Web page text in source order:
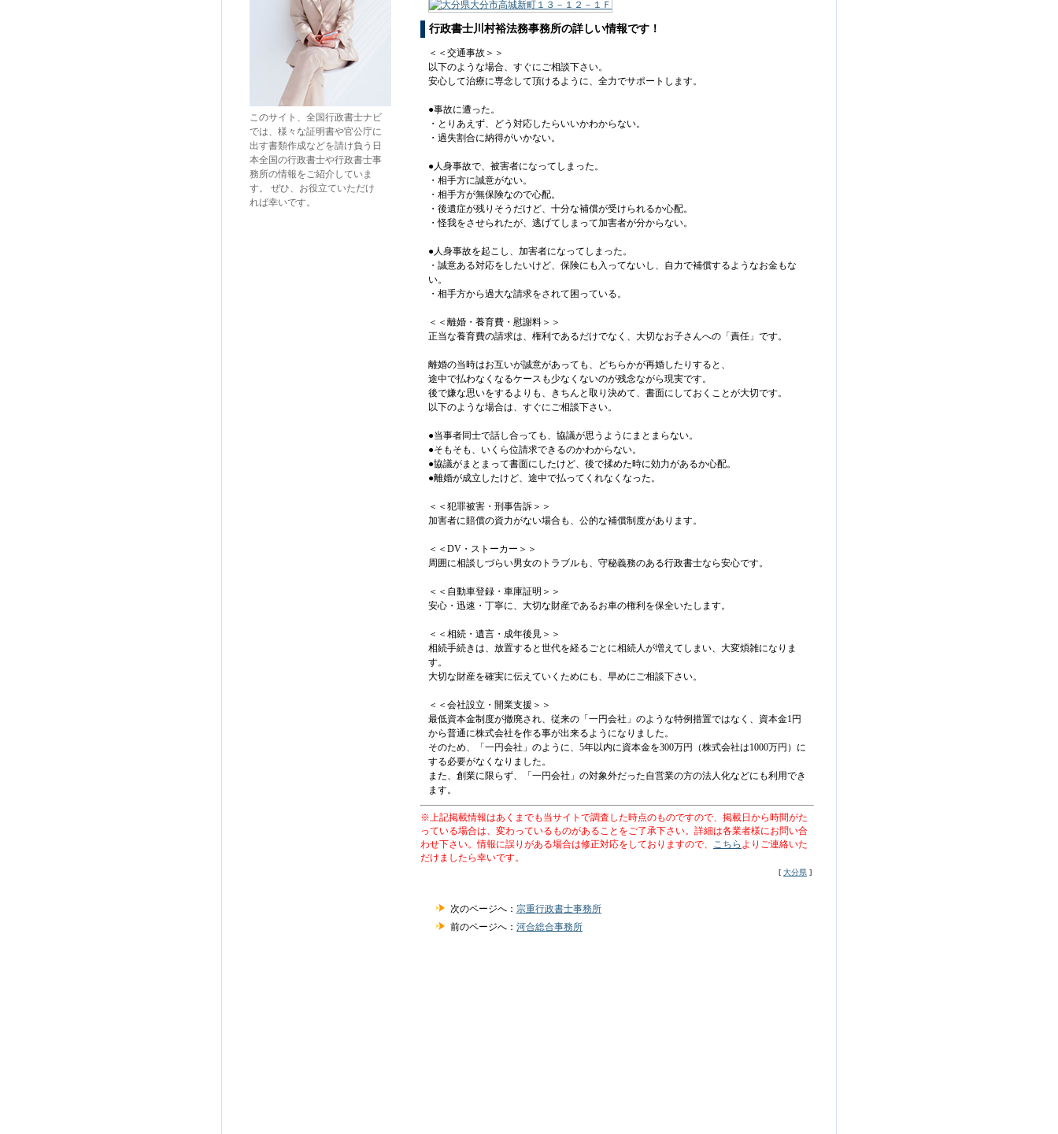
行政書士川村裕法務事務所の詳しい情報です！
＜＜交通事故＞＞
以下のような場合、すぐにご相談下さい。
安心して治療に専念して頂けるように、全力でサポートします。
●事故に遭った。
・とりあえず、どう対応したらいいかわからない。
・過失割合に納得がいかない。
●人身事故で、被害者になってしまった。
・相手方に誠意がない。
・相手方が無保険なので心配。
・後遺症が残りそうだけど、十分な補償が受けられるか心配。
・怪我をさせられたが、逃げてしまって加害者が分からない。
●人身事故を起こし、加害者になってしまった。
・誠意ある対応をしたいけど、保険にも入ってないし、自力で補償するようなお金もな
い。
・相手方から過大な請求をされて困っている。
＜＜離婚・養育費・慰謝料＞＞
正当な養育費の請求は、権利であるだけでなく、大切なお子さんへの「責任」です。
離婚の当時はお互いが誠意があっても、どちらかが再婚したりすると、
途中で払わなくなるケースも少なくないのが残念ながら現実です。
後で嫌な思いをするよりも、きちんと取り決めて、書面にしておくことが大切です。
以下のような場合は、すぐにご相談下さい。
●当事者同士で話し合っても、協議が思うようにまとまらない。
●そもそも、いくら位請求できるのかわからない。
●協議がまとまって書面にしたけど、後で揉めた時に効力があるか心配。
●離婚が成立したけど、途中で払ってくれなくなった。
＜＜犯罪被害・刑事告訴＞＞
加害者に賠償の資力がない場合も、公的な補償制度があります。
＜＜DV・ストーカー＞＞
周囲に相談しづらい男女のトラブルも、守秘義務のある行政書士なら安心です。
＜＜自動車登録・車庫証明＞＞
安心・迅速・丁寧に、大切な財産であるお車の権利を保全いたします。
＜＜相続・遺言・成年後見＞＞
相続手続きは、放置すると世代を経るごとに相続人が増えてしまい、大変煩雑になりま
す。
大切な財産を確実に伝えていくためにも、早めにご相談下さい。
＜＜会社設立・開業支援＞＞
最低資本金制度が撤廃され、従来の「一円会社」のような特例措置ではなく、資本金1円
から普通に株式会社を作る事が出来るようになりました。
そのため、「一円会社」のように、5年以内に資本金を300万円（株式会社は1000万円）に
する必要がなくなりました。
また、創業に限らず、「一円会社」の対象外だった自営業の方の法人化などにも利用でき
ます。
※上記掲載情報はあくまでも当サイトで調査した時点のものですので、掲載日から時間がた
っている場合は、変わっているものがあることをご了承下さい。詳細は各業者様にお問い合
わせ下さい。情報に誤りがある場合は修正対応をしておりますので、 こちら よりご連絡いた
だけましたら幸いです。
[ 大分県 ]
次のページへ： 宗重行政書士事務所
前のページへ： 河合総合事務所
このサイト、全国行政書士ナビ
では、様々な証明書や官公庁に
出す書類作成などを請け負う日
本全国の行政書士や行政書士事
務所の情報をご紹介していま
す。 ぜひ、お役立ていただけ
れば幸いです。